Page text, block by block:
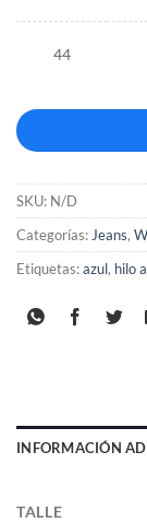
44
SKU: N/D
Categorías:Jeans,
Etiquetas:azul, hilo
INFORMACIÓN
TALLE